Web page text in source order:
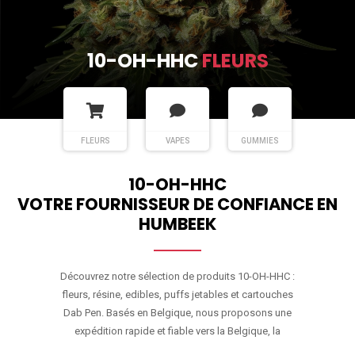
10-OH-HHCFLEURS
FLEURS VAPES GUMMIES
10-OH-HHC
VOTRE FOURNISSEUR DE CONFIANCE EN
HUMBEEK
Découvrez notre sélection de produits 10-OH-HHC :
fleurs, résine, edibles, puffs jetables et cartouches
Dab Pen. Basés en Belgique, nous proposons une
expédition rapide et fiable vers la Belgique, la